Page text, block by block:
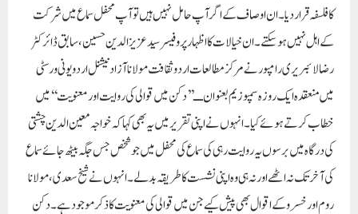
کا فلسفہ قرار دیا ۔ان اوصاف کے اگر آپ حامل نہیں ہیں تو آپ محفل سماع میں شرکت
کے اہل نہیں ہو سکتے ۔ان خیالات کا اظہار پروفیسر سید عزیز الدین حسین، سابق ڈائرکٹر
رضالائبریری رامپور نے مرکز مطالعات اردو ثقافت مولانا آزاد نیشنل اردو یونی ورسٹی
میں منعقدہ ایک روزہ سمپوزیم بعنوان ــ’’دکن میں قوالی کی روایت اور معنویت‘‘ میں
خطاب کرتے ہوئے کیا ۔انہوں نے اپنی تقریر میں یہ بھی کہا کہ خواجہ معین الدین چشتی
کی درگاہ میں برسوں یہ روایت رہی کی سماع کی محفل میں جو شخص جس جگہ بیٹھ جائے سماع
کی آخرتک نہ اٹھے اور نہ ہی وہ اپنی نشست کا طریقہ بدلے ۔انہوں نے شیخ سعدی ،مولانا
روم اور خسرو کے اقوال بھی پیش کیے جن میں قوالی کی معنویت کا ذکر موجود ہے ۔دکن